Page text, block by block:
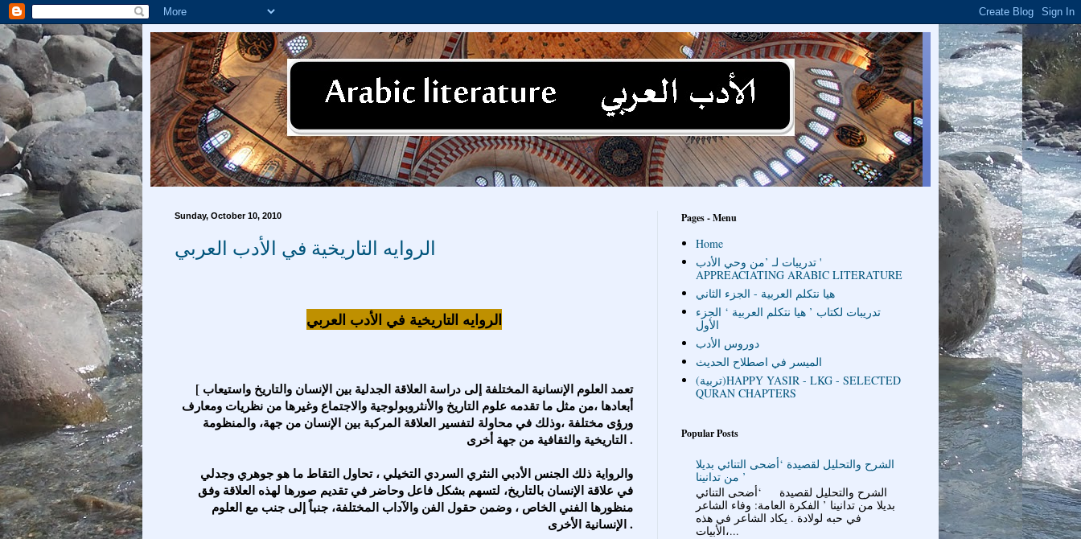
Sunday, October 10, 2010
الروايه التاريخية في الأدب العربي
الروايه التاريخية في الأدب العربي
[ تعمد العلوم الإنسانية المختلفة إلى دراسة العلاقة الجدلية بين الإنسان والتاريخ واستيعاب
أبعادها ،من مثل ما تقدمه علوم التاريخ والأنثروبولوجية والاجتماع وغيرها من نظريات ومعارف
ورؤى مختلفة ،وذلك في محاولة لتفسير العلاقة المركبة بين الإنسان من جهة، والمنظومة
التاريخية والثقافية من جهة أخرى .
في علاقة الإنسان بالتاريخ، لتسهم بشكل فاعل وحاضر في تقديم صورها لهذه العلاقة وفق
منظورها الفني الخاص ، وضمن حقول الفن والآداب المختلفة، جنباً إلى جنب مع العلوم
الإنسانية الأخرى .
Pages - Menu
Home
تدريبات لـ ’من وحي الأدب '
APPREACIATING ARABIC LITERATURE
هيا نتكلم العربية - الجزء الثاني
تدريبات لكتاب ’ هيا نتكلم العربية ‘ الجزء
الأول
دوروس الأدب
الميسر في اصطلاح الحديث
(تربية)HAPPY YASIR - LKG - SELECTED
QURAN CHAPTERS
Popular Posts
الشرح والتحليل لقصيدة ‘أضحى التنائي بديلا
من تدانينا ’
الشرح والتحليل لقصيدة ‘أضحى التنائي
بديلا من تدانينا ’ الفكرة العامة: وفاء الشاعر
في حبه لولادة . يكاد الشاعر في هذه
الأبيات،...